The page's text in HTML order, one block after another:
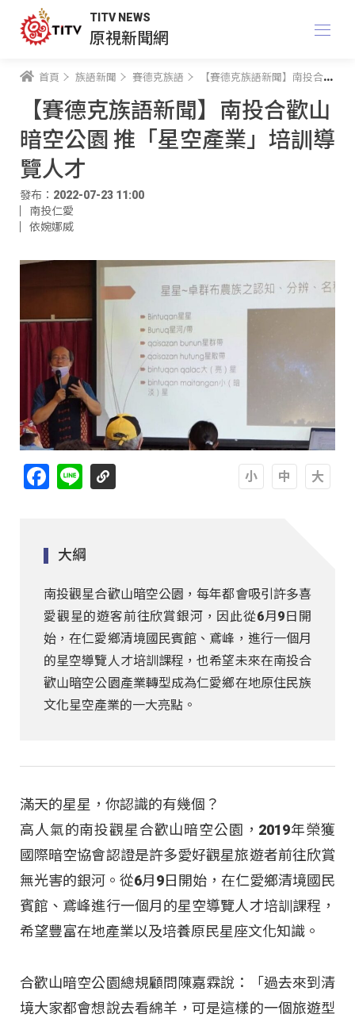
TITV NEWS
原視新聞網
首頁 族語新聞 賽德克族語 【賽德克族語新聞】南投合歡山暗空公園 推「星空產業」培訓導覽人才
【賽德克族語新聞】南投合歡山
暗空公園 推「星空產業」培訓導
覽人才
發布：2022-07-23 11:00
南投仁愛
依婉娜威
Facebook
Line
大綱
南投觀星合歡山暗空公園，每年都會吸引許多喜
愛觀星的遊客前往欣賞銀河，因此從6月9日開
始，在仁愛鄉清境國民賓館、鳶峰，進行一個月
的星空導覽人才培訓課程，也希望未來在南投合
歡山暗空公園產業轉型成為仁愛鄉在地原住民族
文化星空產業的一大亮點。
滿天的星星，你認識的有幾個？
高人氣的南投觀星合歡山暗空公園，2019年榮獲
國際暗空協會認證是許多愛好觀星旅遊者前往欣賞
無光害的銀河。從6月9日開始，在仁愛鄉清境國民
賓館、鳶峰進行一個月的星空導覽人才培訓課程，
希望豐富在地產業以及培養原民星座文化知識。
合歡山暗空公園總規顧問陳嘉霖說：「過去來到清
境大家都會想說去看綿羊，可是這樣的一個旅遊型